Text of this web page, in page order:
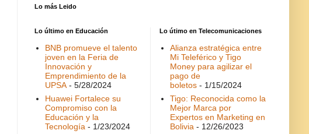
Lo más Leido
Lo último en Educación
BNB promueve el talento
joven en la Feria de
Innovación y
Emprendimiento de la
UPSA- 5/28/2024
Huawei Fortalece su
Compromiso con la
Educación y la
Tecnología - 1/23/2024
Lo útimo en Telecomunicaciones
Alianza estratégica entre
Mi Teleférico y Tigo
Money para agilizar el
pago de
boletos- 1/15/2024
Tigo: Reconocida como la
Mejor Marca por
Expertos en Marketing en
Bolivia - 12/26/2023